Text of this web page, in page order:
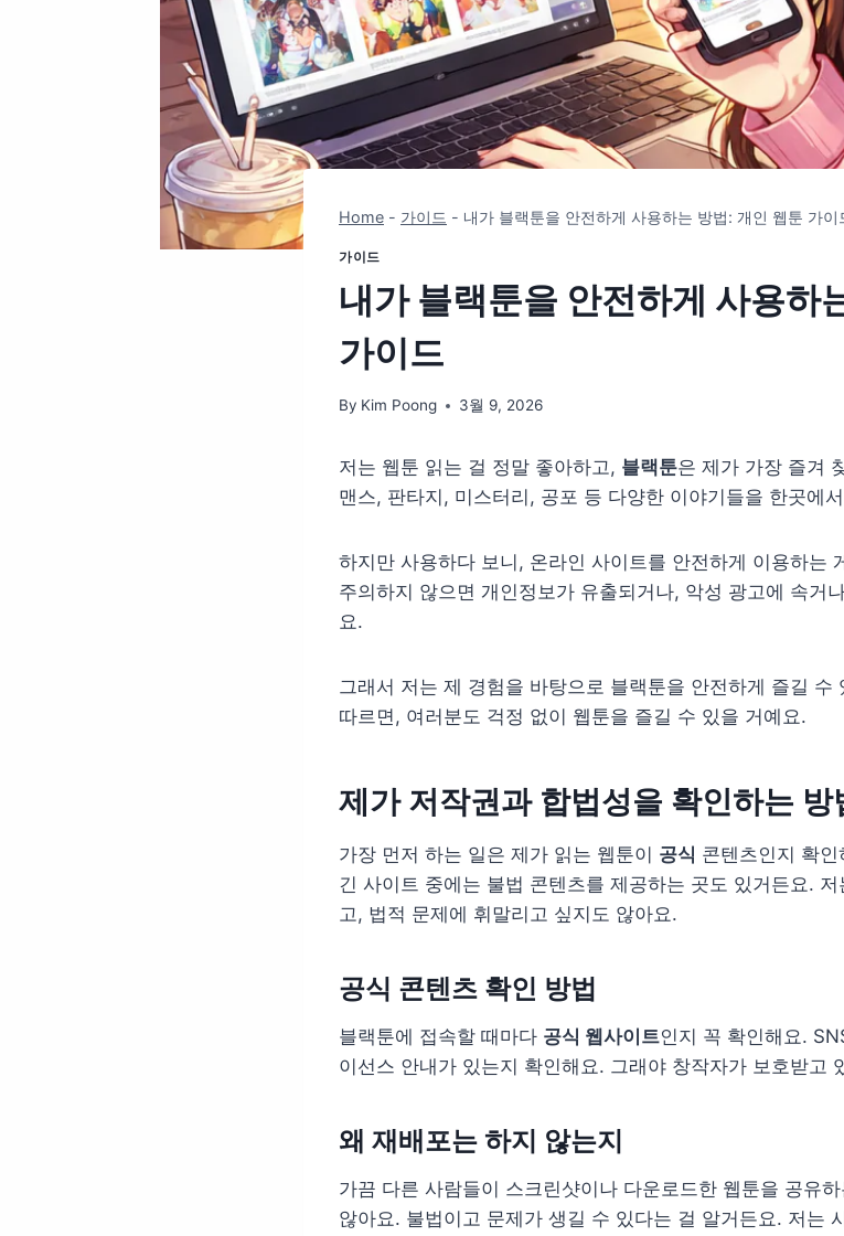
Home - 가이드 - 내가 블랙툰을 안전하게 사용하는 방법: 개인 웹툰 가이
가이드
내가 블랙툰을 안전하게 사용하
가이드
By Kim Poong 3월 9, 2026
저는 웹툰 읽는 걸 정말 좋아하고, 블랙툰은 제가 가장 즐겨
맨스, 판타지, 미스터리, 공포 등 다양한 이야기들을 한곳에
하지만 사용하다 보니, 온라인 사이트를 안전하게 이용하는
주의하지 않으면 개인정보가 유출되거나, 악성 광고에 속거
요.
그래서 저는 제 경험을 바탕으로 블랙툰을 안전하게 즐길 수
따르면, 여러분도 걱정 없이 웹툰을 즐길 수 있을 거예요.
제가 저작권과 합법성을 확인하는 방
가장 먼저 하는 일은 제가 읽는 웹툰이 공식 콘텐츠인지 확
긴 사이트 중에는 불법 콘텐츠를 제공하는 곳도 있거든요.
고, 법적 문제에 휘말리고 싶지도 않아요.
공식 콘텐츠 확인 방법
블랙툰에 접속할 때마다 공식 웹사이트인지 꼭 확인해요.
이선스 안내가 있는지 확인해요. 그래야 창작자가 보호받고
왜 재배포는 하지 않는지
가끔 다른 사람들이 스크린샷이나 다운로드한 웹툰을 공유
않아요. 불법이고 문제가 생길 수 있다는 걸 알거든요. 저는